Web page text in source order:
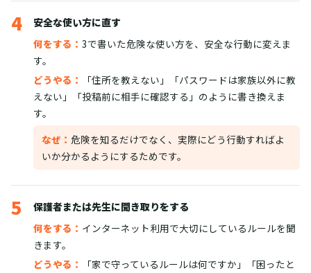
4
安全な使い方に直す
何をする： 3で書いた危険な使い方を、安全な行動に変えま
す。
どうやる：
「住所を教えない」「パスワードは家族以外に教
えない」「投稿前に相手に確認する」のように書き換えま
す。
なぜ： 危険を知るだけでなく、実際にどう行動すればよ
いか分かるようにするためです。
5
保護者または先生に聞き取りをする
何をする： インターネット利用で大切にしているルールを聞
きます。
どうやる：
「家で守っているルールは何ですか」「困ったと